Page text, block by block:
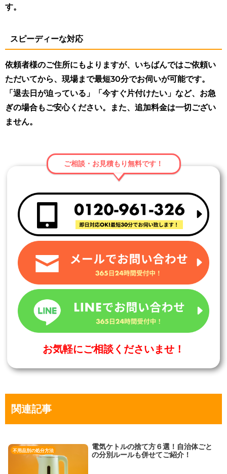
す。
スピーディーな対応
依頼者様のご住所にもよりますが、いちばんではご依頼い
ただいてから、現場まで最短30分でお伺いが可能です。
「退去日が迫っている」「今すぐ片付けたい」など、お急
ぎの場合もご安心ください。また、追加料金は一切ござい
ません。
ご相談・お見積もり無料です！
お気軽にご相談くださいませ！
関連記事
不用品別の処分方法
電気ケトルの捨て方６選！自治体ごと
の分別ルールも併せてご紹介！